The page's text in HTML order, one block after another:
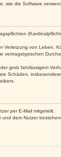
die Software
von Leben,
grob fahrlässigem
Schäden,
per E-Mail mitgeteilt.
dem Nutzer